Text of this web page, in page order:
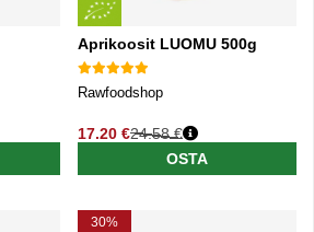
Aprikoosit LUOMU 500g
Rawfoodshop
17.20 €
Normaali hinta
24.58 €
OSTA
30%